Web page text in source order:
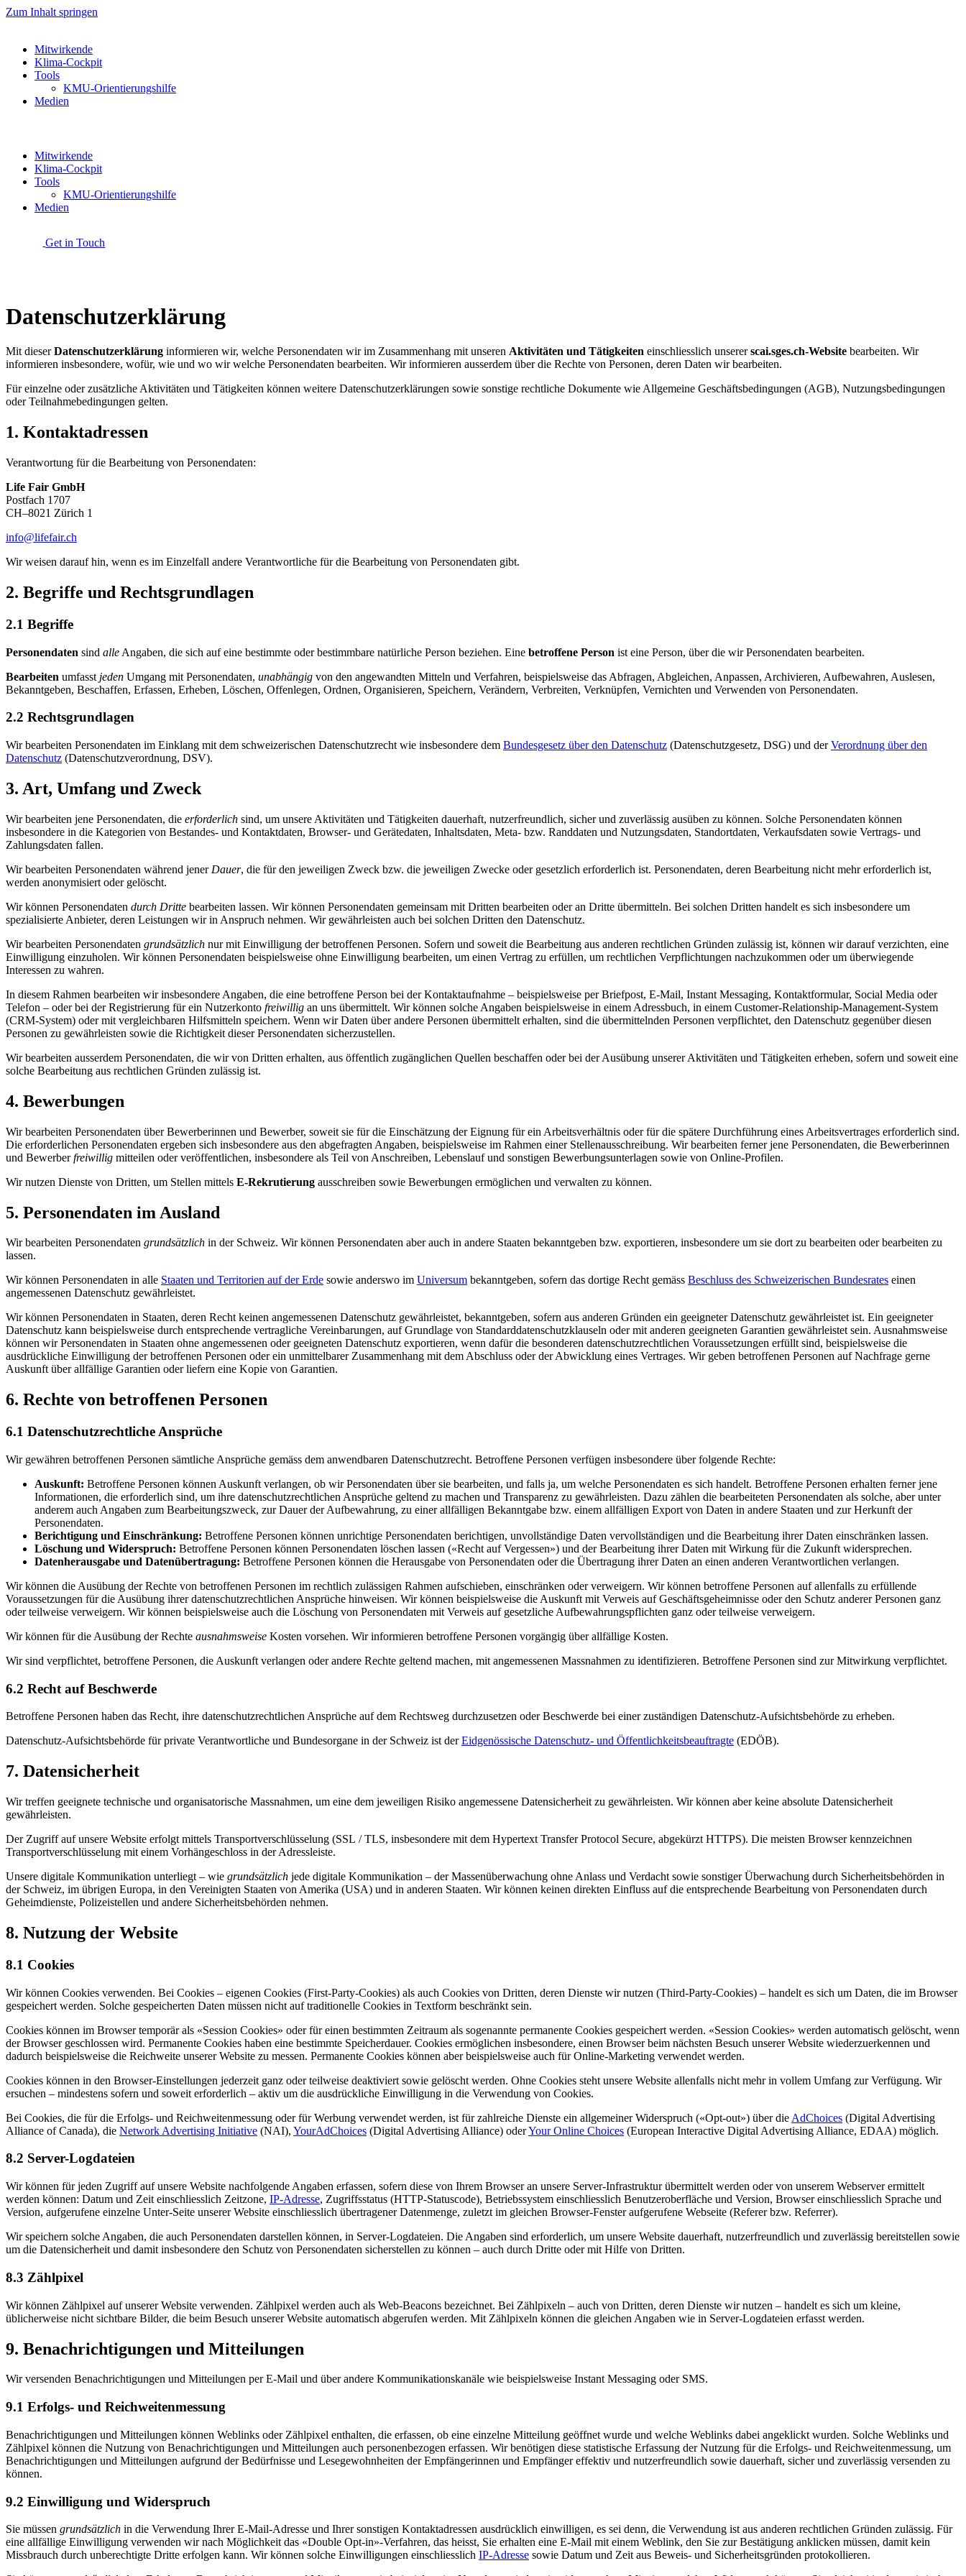
Zum Inhalt springen
Mitwirkende
Klima-Cockpit
Tools
KMU-Orientierungshilfe
Medien
Mitwirkende
Klima-Cockpit
Tools
KMU-Orientierungshilfe
Medien
Get in Touch
Datenschutzerklärung
Mit dieserDatenschutzerklärung informieren wir, welche Personendaten wir im Zusammenhang mit unseren Aktivitäten und Tätigkeiten einschliesslich unsererscai.sges.ch-Website bearbeiten. Wir
informieren insbesondere, wofür, wie und wo wir welche Personendaten bearbeiten. Wir informieren ausserdem über die Rechte von Personen, deren Daten wir bearbeiten.
Für einzelne oder zusätzliche Aktivitäten und Tätigkeiten können weitere Datenschutzerklärungen sowie sonstige rechtliche Dokumente wie Allgemeine Geschäftsbedingungen (AGB), Nutzungsbedingungen
oder Teilnahmebedingungen gelten.
1. Kontaktadressen
Verantwortung für die Bearbeitung von Personendaten:
Life Fair GmbH
Postfach 1707
CH–8021 Zürich 1
info@lifefair.ch
Wir weisen darauf hin, wenn es im Einzelfall andere Verantwortliche für die Bearbeitung von Personendaten gibt.
2. Begriffe und Rechtsgrundlagen
2.1 Begriffe
Personendaten sind alle Angaben, die sich auf eine bestimmte oder bestimmbare natürliche Person beziehen. Eine betroffene Person ist eine Person, über die wir Personendaten bearbeiten.
Bearbeiten umfasst jeden Umgang mit Personendaten, unabhängig von den angewandten Mitteln und Verfahren, beispielsweise das Abfragen, Abgleichen, Anpassen, Archivieren, Aufbewahren, Auslesen,
Bekanntgeben, Beschaffen, Erfassen, Erheben, Löschen, Offenlegen, Ordnen, Organisieren, Speichern, Verändern, Verbreiten, Verknüpfen, Vernichten und Verwenden von Personendaten.
2.2 Rechtsgrundlagen
Wir bearbeiten Personendaten im Einklang mit dem schweizerischen Datenschutzrecht wie insbesondere dem Bundesgesetz über den Datenschutz (Datenschutzgesetz, DSG) und derVerordnung über den
Datenschutz (Datenschutzverordnung, DSV).
3. Art, Umfang und Zweck
Wir bearbeiten jene Personendaten, die erforderlich sind, um unsere Aktivitäten und Tätigkeiten dauerhaft, nutzerfreundlich, sicher und zuverlässig ausüben zu können. Solche Personendaten können
insbesondere in die Kategorien von Bestandes- und Kontaktdaten, Browser- und Gerätedaten, Inhaltsdaten, Meta- bzw. Randdaten und Nutzungsdaten, Standortdaten, Verkaufsdaten sowie Vertrags- und
Zahlungsdaten fallen.
Wir bearbeiten Personendaten während jener Dauer, die für den jeweiligen Zweck bzw. die jeweiligen Zwecke oder gesetzlich erforderlich ist. Personendaten, deren Bearbeitung nicht mehr erforderlich ist,
werden anonymisiert oder gelöscht.
Wir können Personendaten durch Dritte bearbeiten lassen. Wir können Personendaten gemeinsam mit Dritten bearbeiten oder an Dritte übermitteln. Bei solchen Dritten handelt es sich insbesondere um
spezialisierte Anbieter, deren Leistungen wir in Anspruch nehmen. Wir gewährleisten auch bei solchen Dritten den Datenschutz.
Wir bearbeiten Personendaten grundsätzlich nur mit Einwilligung der betroffenen Personen. Sofern und soweit die Bearbeitung aus anderen rechtlichen Gründen zulässig ist, können wir darauf verzichten, eine
Einwilligung einzuholen. Wir können Personendaten beispielsweise ohne Einwilligung bearbeiten, um einen Vertrag zu erfüllen, um rechtlichen Verpflichtungen nachzukommen oder um überwiegende
Interessen zu wahren.
In diesem Rahmen bearbeiten wir insbesondere Angaben, die eine betroffene Person bei der Kontaktaufnahme – beispielsweise per Briefpost, E-Mail, Instant Messaging, Kontaktformular, Social Media oder
Telefon – oder bei der Registrierung für ein Nutzerkonto freiwillig an uns übermittelt. Wir können solche Angaben beispielsweise in einem Adressbuch, in einem Customer-Relationship-Management-System
(CRM-System) oder mit vergleichbaren Hilfsmitteln speichern. Wenn wir Daten über andere Personen übermittelt erhalten, sind die übermittelnden Personen verpflichtet, den Datenschutz gegenüber diesen
Personen zu gewährleisten sowie die Richtigkeit dieser Personendaten sicherzustellen.
Wir bearbeiten ausserdem Personendaten, die wir von Dritten erhalten, aus öffentlich zugänglichen Quellen beschaffen oder bei der Ausübung unserer Aktivitäten und Tätigkeiten erheben, sofern und soweit eine
solche Bearbeitung aus rechtlichen Gründen zulässig ist.
4. Bewerbungen
Wir bearbeiten Personendaten über Bewerberinnen und Bewerber, soweit sie für die Einschätzung der Eignung für ein Arbeitsverhältnis oder für die spätere Durchführung eines Arbeitsvertrages erforderlich sind.
Die erforderlichen Personendaten ergeben sich insbesondere aus den abgefragten Angaben, beispielsweise im Rahmen einer Stellenausschreibung. Wir bearbeiten ferner jene Personendaten, die Bewerberinnen
und Bewerberfreiwillig mitteilen oder veröffentlichen, insbesondere als Teil von Anschreiben, Lebenslauf und sonstigen Bewerbungsunterlagen sowie von Online-Profilen.
Wir nutzen Dienste von Dritten, um Stellen mittels E-Rekrutierung ausschreiben sowie Bewerbungen ermöglichen und verwalten zu können.
5. Personendaten im Ausland
Wir bearbeiten Personendaten grundsätzlich in der Schweiz. Wir können Personendaten aber auch in andere Staaten bekanntgeben bzw. exportieren, insbesondere um sie dort zu bearbeiten oder bearbeiten zu
lassen.
Wir können Personendaten in alle Staaten und Territorien auf der Erde sowie anderswo im Universum bekanntgeben, sofern das dortige Recht gemäss Beschluss des Schweizerischen Bundesrates einen
angemessenen Datenschutz gewährleistet.
Wir können Personendaten in Staaten, deren Recht keinen angemessenen Datenschutz gewährleistet, bekanntgeben, sofern aus anderen Gründen ein geeigneter Datenschutz gewährleistet ist. Ein geeigneter
Datenschutz kann beispielsweise durch entsprechende vertragliche Vereinbarungen, auf Grundlage von Standard­datenschutzklauseln oder mit anderen geeigneten Garantien gewährleistet sein. Ausnahmsweise
können wir Personendaten in Staaten ohne angemessenen oder geeigneten Datenschutz exportieren, wenn dafür die besonderen datenschutz­rechtlichen Voraussetzungen erfüllt sind, beispielsweise die
ausdrückliche Einwilligung der betroffenen Personen oder ein unmittelbarer Zusammenhang mit dem Abschluss oder der Abwicklung eines Vertrages. Wir geben betroffenen Personen auf Nachfrage gerne
Auskunft über allfällige Garantien oder liefern eine Kopie von Garantien.
6. Rechte von betroffenen Personen
6.1 Datenschutzrechtliche Ansprüche
Wir gewähren betroffenen Personen sämtliche Ansprüche gemäss dem anwendbaren Datenschutzrecht. Betroffene Personen verfügen insbesondere über folgende Rechte:
Auskunft: Betroffene Personen können Auskunft verlangen, ob wir Personendaten über sie bearbeiten, und falls ja, um welche Personendaten es sich handelt. Betroffene Personen erhalten ferner jene
Informationen, die erforderlich sind, um ihre datenschutzrechtlichen Ansprüche geltend zu machen und Transparenz zu gewährleisten. Dazu zählen die bearbeiteten Personendaten als solche, aber unter
anderem auch Angaben zum Bearbeitungszweck, zur Dauer der Aufbewahrung, zu einer allfälligen Bekanntgabe bzw. einem allfälligen Export von Daten in andere Staaten und zur Herkunft der
Personendaten.
Berichtigung und Einschränkung: Betroffene Personen können unrichtige Personendaten berichtigen, unvollständige Daten vervollständigen und die Bearbeitung ihrer Daten einschränken lassen.
Löschung und Widerspruch: Betroffene Personen können Personendaten löschen lassen («Recht auf Vergessen») und der Bearbeitung ihrer Daten mit Wirkung für die Zukunft widersprechen.
Datenherausgabe und Datenübertragung: Betroffene Personen können die Herausgabe von Personendaten oder die Übertragung ihrer Daten an einen anderen Verantwortlichen verlangen.
Wir können die Ausübung der Rechte von betroffenen Personen im rechtlich zulässigen Rahmen aufschieben, einschränken oder verweigern. Wir können betroffene Personen auf allenfalls zu erfüllende
Voraussetzungen für die Ausübung ihrer datenschutzrechtlichen Ansprüche hinweisen. Wir können beispielsweise die Auskunft mit Verweis auf Geschäftsgeheimnisse oder den Schutz anderer Personen ganz
oder teilweise verweigern. Wir können beispielsweise auch die Löschung von Personendaten mit Verweis auf gesetzliche Aufbewahrungspflichten ganz oder teilweise verweigern.
Wir können für die Ausübung der Rechte ausnahmsweise Kosten vorsehen. Wir informieren betroffene Personen vorgängig über allfällige Kosten.
Wir sind verpflichtet, betroffene Personen, die Auskunft verlangen oder andere Rechte geltend machen, mit angemessenen Massnahmen zu identifizieren. Betroffene Personen sind zur Mitwirkung verpflichtet.
6.2 Recht auf Beschwerde
Betroffene Personen haben das Recht, ihre datenschutzrechtlichen Ansprüche auf dem Rechtsweg durchzusetzen oder Beschwerde bei einer zuständigen Datenschutz-Aufsichtsbehörde zu erheben.
Datenschutz-Aufsichtsbehörde für private Verantwortliche und Bundesorgane in der Schweiz ist derEidgenössische Datenschutz- und Öffentlichkeitsbeauftragte (EDÖB).
7. Datensicherheit
Wir treffen geeignete technische und organisatorische Massnahmen, um eine dem jeweiligen Risiko angemessene Datensicherheit zu gewährleisten. Wir können aber keine absolute Datensicherheit
gewährleisten.
Der Zugriff auf unsere Website erfolgt mittels Transportverschlüsselung (SSL / TLS, insbesondere mit dem Hypertext Transfer Protocol Secure, abgekürzt HTTPS). Die meisten Browser kennzeichnen
Transportverschlüsselung mit einem Vorhängeschloss in der Adressleiste.
Unsere digitale Kommunikation unterliegt – wie grundsätzlich jede digitale Kommunikation – der Massenüberwachung ohne Anlass und Verdacht sowie sonstiger Überwachung durch Sicherheitsbehörden in
der Schweiz, im übrigen Europa, in den Vereinigten Staaten von Amerika (USA) und in anderen Staaten. Wir können keinen direkten Einfluss auf die entsprechende Bearbeitung von Personendaten durch
Geheimdienste, Polizeistellen und andere Sicherheitsbehörden nehmen.
8. Nutzung der Website
8.1 Cookies
Wir können Cookies verwenden. Bei Cookies – eigenen Cookies (First-Party-Cookies) als auch Cookies von Dritten, deren Dienste wir nutzen (Third-Party-Cookies) – handelt es sich um Daten, die im Browser
gespeichert werden. Solche gespeicherten Daten müssen nicht auf traditionelle Cookies in Textform beschränkt sein.
Cookies können im Browser temporär als «Session Cookies» oder für einen bestimmten Zeitraum als sogenannte permanente Cookies gespeichert werden. «Session Cookies» werden automatisch gelöscht, wenn
der Browser geschlossen wird. Permanente Cookies haben eine bestimmte Speicherdauer. Cookies ermöglichen insbesondere, einen Browser beim nächsten Besuch unserer Website wiederzuerkennen und
dadurch beispielsweise die Reichweite unserer Website zu messen. Permanente Cookies können aber beispielsweise auch für Online-Marketing verwendet werden.
Cookies können in den Browser-Einstellungen jederzeit ganz oder teilweise deaktiviert sowie gelöscht werden. Ohne Cookies steht unsere Website allenfalls nicht mehr in vollem Umfang zur Verfügung. Wir
ersuchen – mindestens sofern und soweit erforderlich – aktiv um die ausdrückliche Einwilligung in die Verwendung von Cookies.
Bei Cookies, die für die Erfolgs- und Reichweitenmessung oder für Werbung verwendet werden, ist für zahlreiche Dienste ein allgemeiner Widerspruch («Opt-out») über die AdChoices (Digital Advertising
Alliance of Canada), die Network Advertising Initiative (NAI), YourAdChoices (Digital Advertising Alliance) oderYour Online Choices (European Interactive Digital Advertising Alliance, EDAA) möglich.
8.2 Server-Logdateien
Wir können für jeden Zugriff auf unsere Website nachfolgende Angaben erfassen, sofern diese von Ihrem Browser an unsere Server-Infrastruktur übermittelt werden oder von unserem Webserver ermittelt
werden können: Datum und Zeit einschliesslich Zeitzone, IP-Adresse, Zugriffsstatus (HTTP-Statuscode), Betriebssystem einschliesslich Benutzeroberfläche und Version, Browser einschliesslich Sprache und
Version, aufgerufene einzelne Unter-Seite unserer Website einschliesslich übertragener Datenmenge, zuletzt im gleichen Browser-Fenster aufgerufene Webseite (Referer bzw. Referrer).
Wir speichern solche Angaben, die auch Personendaten darstellen können, in Server-Logdateien. Die Angaben sind erforderlich, um unsere Website dauerhaft, nutzerfreundlich und zuverlässig bereitstellen sowie
um die Datensicherheit und damit insbesondere den Schutz von Personendaten sicherstellen zu können – auch durch Dritte oder mit Hilfe von Dritten.
8.3 Zählpixel
Wir können Zählpixel auf unserer Website verwenden. Zählpixel werden auch als Web-Beacons bezeichnet. Bei Zählpixeln – auch von Dritten, deren Dienste wir nutzen – handelt es sich um kleine,
üblicherweise nicht sichtbare Bilder, die beim Besuch unserer Website automatisch abgerufen werden. Mit Zählpixeln können die gleichen Angaben wie in Server-Logdateien erfasst werden.
9. Benachrichtigungen und Mitteilungen
Wir versenden Benachrichtigungen und Mitteilungen per E-Mail und über andere Kommunikationskanäle wie beispielsweise Instant Messaging oder SMS.
9.1 Erfolgs- und Reichweitenmessung
Benachrichtigungen und Mitteilungen können Weblinks oder Zählpixel enthalten, die erfassen, ob eine einzelne Mitteilung geöffnet wurde und welche Weblinks dabei angeklickt wurden. Solche Weblinks und
Zählpixel können die Nutzung von Benachrichtigungen und Mitteilungen auch personenbezogen erfassen. Wir benötigen diese statistische Erfassung der Nutzung für die Erfolgs- und Reichweitenmessung, um
Benachrichtigungen und Mitteilungen aufgrund der Bedürfnisse und Lesegewohnheiten der Empfängerinnen und Empfänger effektiv und nutzerfreundlich sowie dauerhaft, sicher und zuverlässig versenden zu
können.
9.2 Einwilligung und Widerspruch
Sie müssen grundsätzlich in die Verwendung Ihrer E-Mail-Adresse und Ihrer sonstigen Kontaktadressen ausdrücklich einwilligen, es sei denn, die Verwendung ist aus anderen rechtlichen Gründen zulässig. Für
eine allfällige Einwilligung verwenden wir nach Möglichkeit das «Double Opt-in»-Verfahren, das heisst, Sie erhalten eine E-Mail mit einem Weblink, den Sie zur Bestätigung anklicken müssen, damit kein
Missbrauch durch unberechtigte Dritte erfolgen kann. Wir können solche Einwilligungen einschliesslich IP-Adresse sowie Datum und Zeit aus Beweis- und Sicherheitsgründen protokollieren.